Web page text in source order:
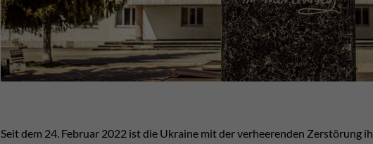
Seit dem 24. Februar 2022 ist die Ukraine mit der verheerenden Zerstörung